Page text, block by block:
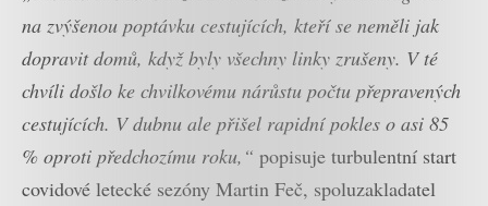
na zvýšenou poptávku cestujících, kteří se neměli jak
dopravit domů, když byly všechny linky zrušeny. V té
chvíli došlo ke chvilkovému nárůstu počtu přepravených
cestujících. V dubnu ale přišel rapidní pokles o asi 85
% oproti předchozímu roku,“ popisuje turbulentní start
covidové letecké sezóny Martin Feč, spoluzakladatel